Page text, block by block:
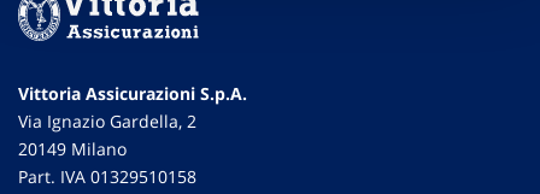
Vittoria Assicurazioni S.p.A.
Via Ignazio Gardella, 2
20149 Milano
Part. IVA 01329510158